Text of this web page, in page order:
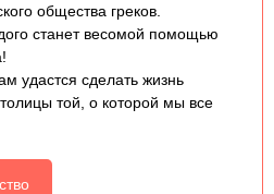
общества греков.
станет весомой помощью
удастся сделать жизнь
той, о которой мы все